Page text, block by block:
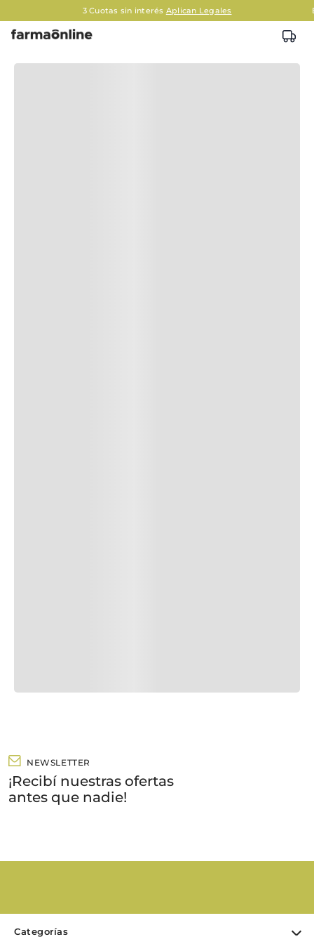
3 Cuotas sin interés Aplican Legales
NEWSLETTER
¡Recibí nuestras ofertas
antes que nadie!
Categorías